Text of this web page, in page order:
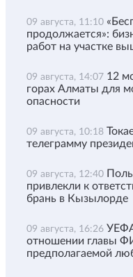
09 августа, 11:10
продолжается»:
работ на участке
09 августа, 14:07 12
горах Алматы для
опасности
09 августа, 10:18
телеграмму
09 августа, 12:40
привлекли к
брань в Кызылорде
09 августа, 16:26
отношении главы
предполагаемой